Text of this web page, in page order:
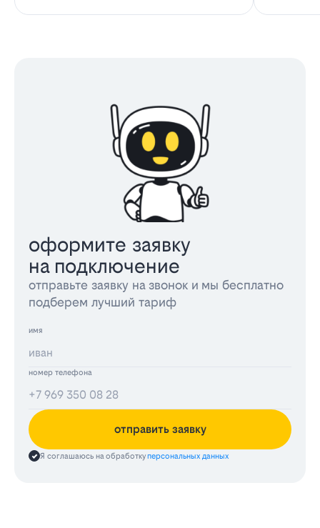
оформите заявку
на подключение
отправьте заявку на звонок и мы бесплатно
подберем лучший тариф
имя
номер телефона
отправить заявку
Я соглашаюсь на обработкуперсональных данных